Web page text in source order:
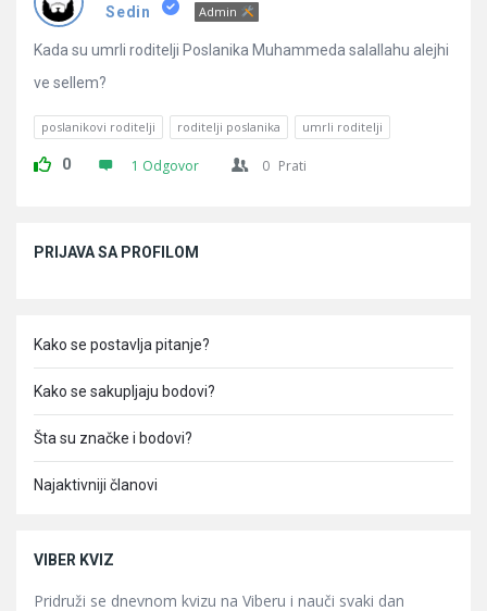
Sedin Admin
Kada su umrli roditelji Poslanika Muhammeda salallahu alejhi
ve sellem?
poslanikovi roditelji roditelji poslanika umrli roditelji
0 1 Odgovor 0 Prati
PRIJAVA SA PROFILOM
Kako se postavlja pitanje?
Kako se sakupljaju bodovi?
Šta su značke i bodovi?
Najaktivniji članovi
VIBER KVIZ
Pridruži se dnevnom kvizu na Viberu i nauči svaki dan